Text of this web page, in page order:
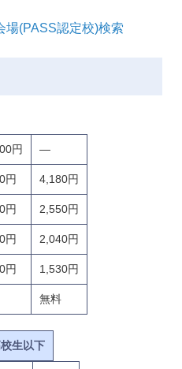
場(PASS認定校)検索
円 —
円 4,180円
円 2,550円
円 2,040円
円 1,530円
無料
生以下